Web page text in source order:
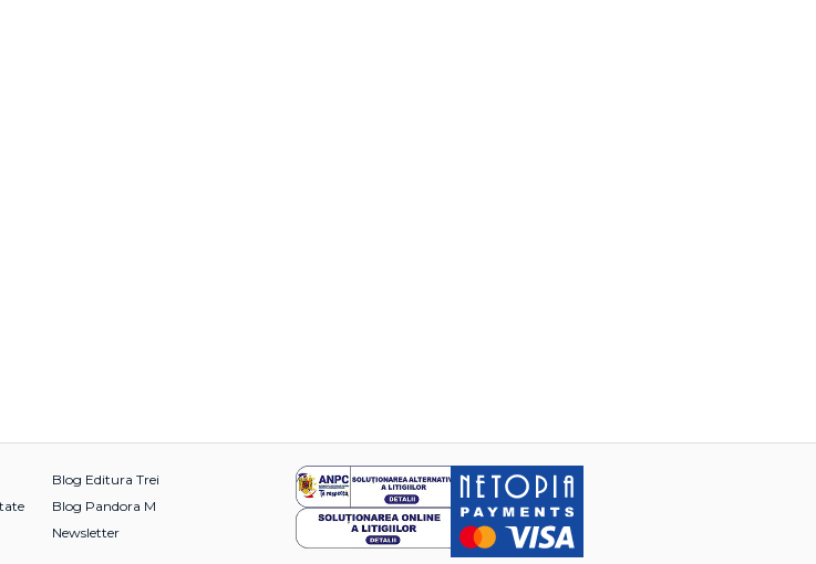
Blog Editura Trei
Blog Pandora M
Newsletter